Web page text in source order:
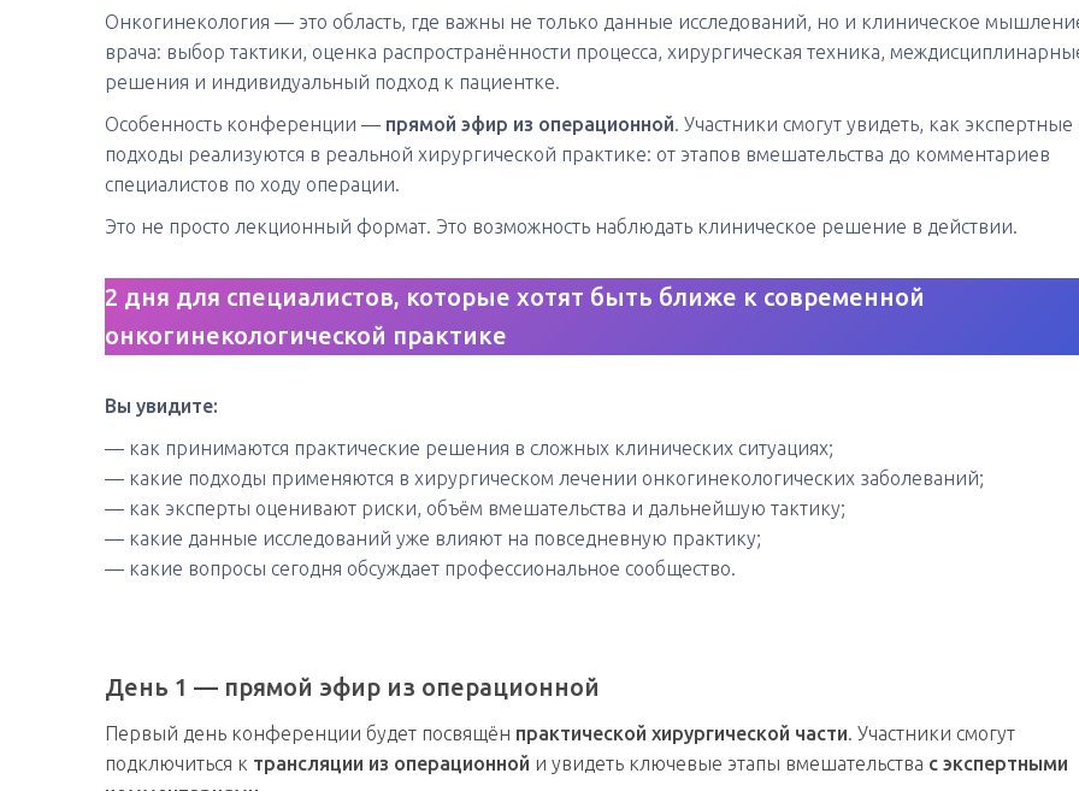
Онкогинекология — это область, где важны не только данные исследований, но и клиническое
врача: выбор тактики, оценка распространённости процесса, хирургическая техника,
решения и индивидуальный подход к пациентке.
Особенность конференции — прямой эфир из операционной. Участники смогут увидеть, как экспертные
подходы реализуются в реальной хирургической практике: от этапов вмешательства до комментариев
специалистов по ходу операции.
Это не просто лекционный формат. Это возможность наблюдать клиническое решение в действии.
2 дня для специалистов, которые хотят быть ближе к современной
онкогинекологической практике
Вы увидите:
— как принимаются практические решения в сложных клинических ситуациях;
— какие подходы применяются в хирургическом лечении онкогинекологических заболеваний;
— как эксперты оценивают риски, объём вмешательства и дальнейшую тактику;
— какие данные исследований уже влияют на повседневную практику;
— какие вопросы сегодня обсуждает профессиональное сообщество.
День 1 — прямой эфир из операционной
Первый день конференции будет посвящён практической хирургической части. Участники смогут
подключиться к трансляции из операционной и увидеть ключевые этапы вмешательства с экспертными